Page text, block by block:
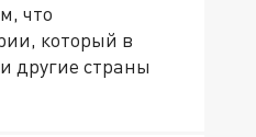
что
который в
другие страны